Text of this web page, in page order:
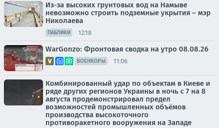
Из-за высоких грунтовых вод на Намыве
невозможно строить подземные укрытия – мэр
Николаева
ПАБЛИКИ 12:18
WarGonzo: Фронтовая сводка на утро 08.08.26
ВОЕНКОРЫ 11:06
Комбинированный удар по объектам в Киеве и
ряде других регионов Украины в ночь с 7 на 8
августа продемонстрировал предел
возможностей промышленных объёмов
производства высокоточного
противоракетного вооружения на Западе